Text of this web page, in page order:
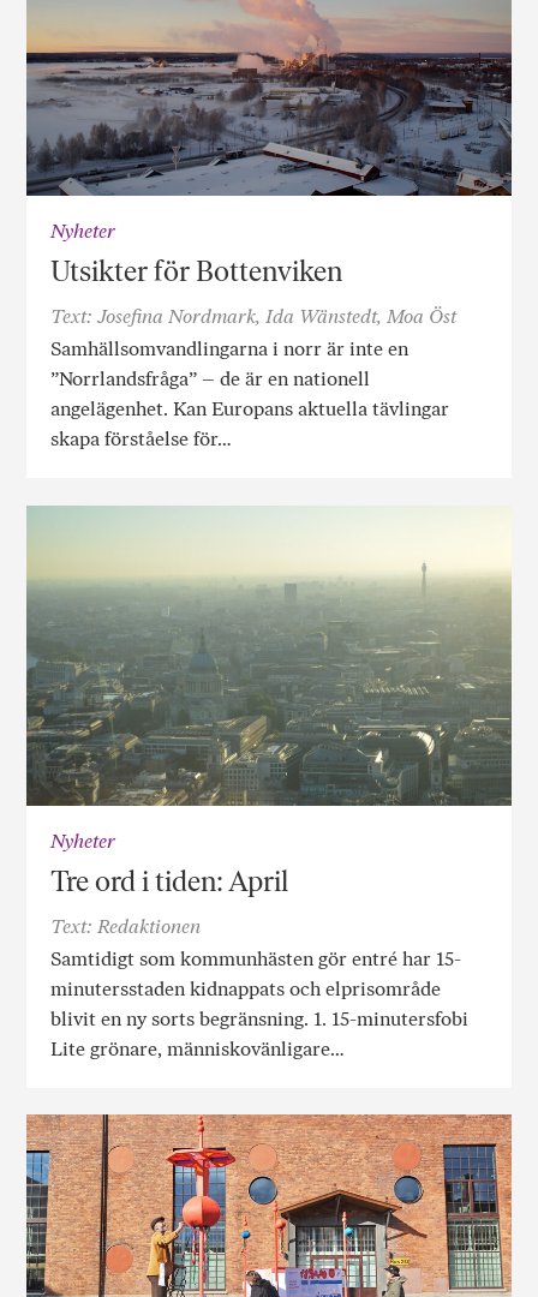
Nyheter
Utsikter för Bottenviken
Text: Josefina Nordmark, Ida Wänstedt, Moa Öst
Samhällsomvandlingarna i norr är inte en
”Norrlandsfråga” – de är en nationell
angelägenhet. Kan Europans aktuella tävlingar
skapa förståelse för…
Nyheter
Tre ord i tiden: April
Text: Redaktionen
Samtidigt som kommunhästen gör entré har 15-
minutersstaden kidnappats och elprisområde
blivit en ny sorts begränsning. 1. 15-minutersfobi
Lite grönare, människovänligare…